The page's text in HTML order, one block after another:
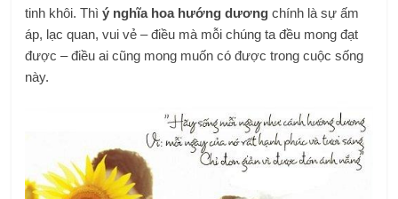
tinh khôi. Thìý nghĩa hoa hướng dương chính là sự ấm
áp, lạc quan, vui vẻ – điều mà mỗi chúng ta đều mong đạt
được – điều ai cũng mong muốn có được trong cuộc sống
này.